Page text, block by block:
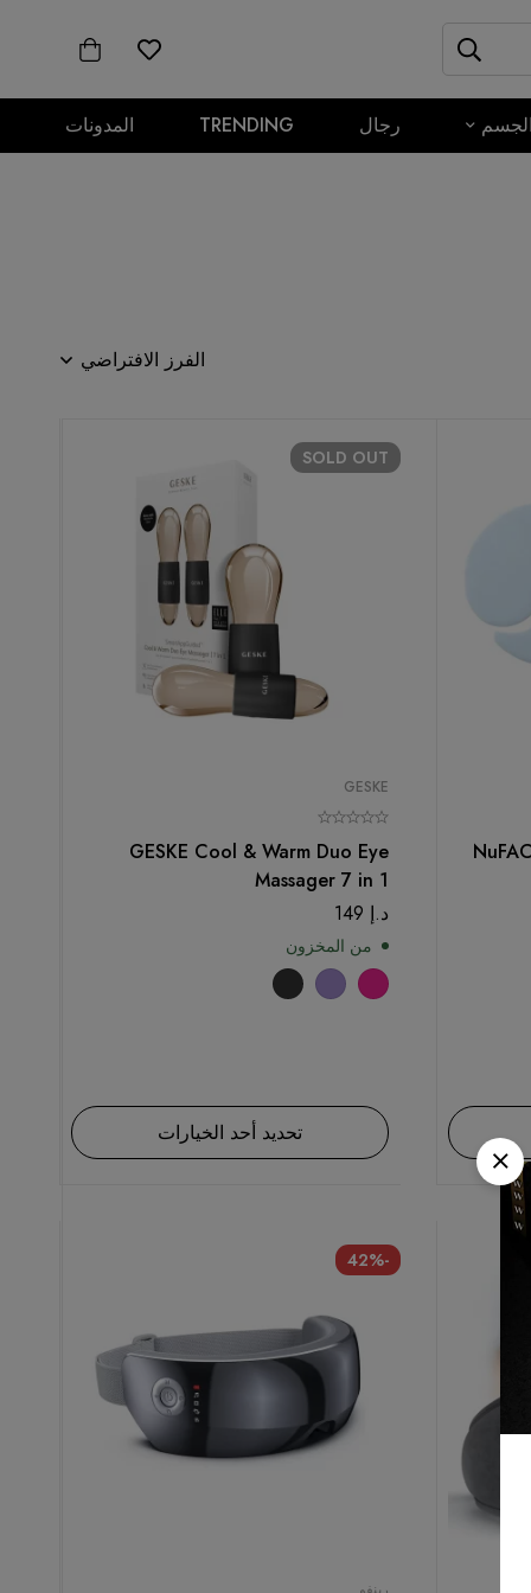
رجال TRENDING المدونات
الفرز الافتراضي
SOLD OUT
GESKE
GESKE Cool & Warm Duo Eye
Massager 7 in 1
د.إ
من المخزون
تحديد أحد الخيارات
-42%